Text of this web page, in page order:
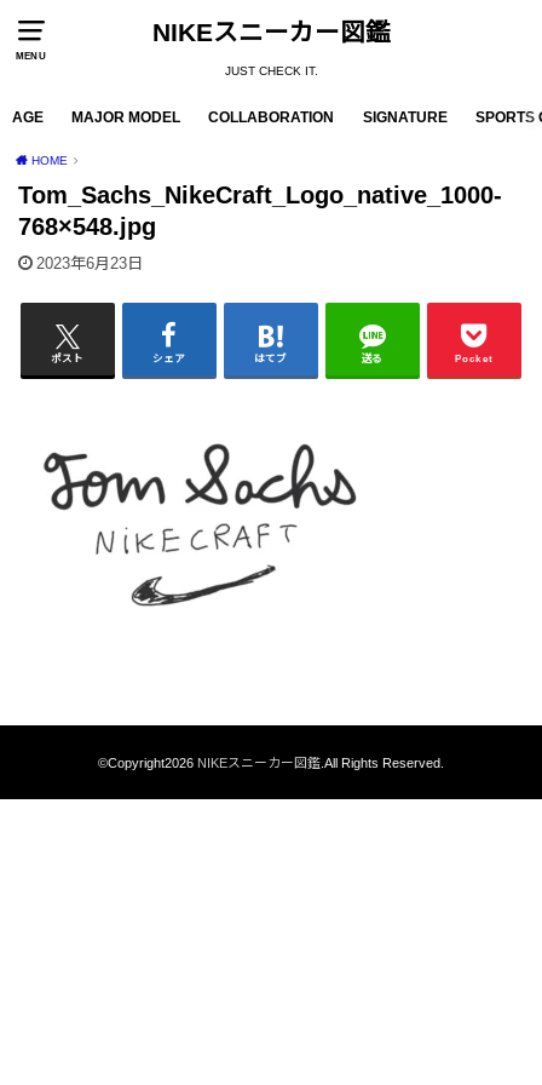
MENU
NIKEスニーカー図鑑
JUST CHECK IT.
AGE MAJOR MODEL COLLABORATION SIGNATURE SPORTS
HOME
Tom_Sachs_NikeCraft_Logo_native_1000-
768×548.jpg
2023年6月23日
ポスト シェア はてブ 送る Pocket
©Copyright2026 NIKEスニーカー図鑑.All Rights Reserved.